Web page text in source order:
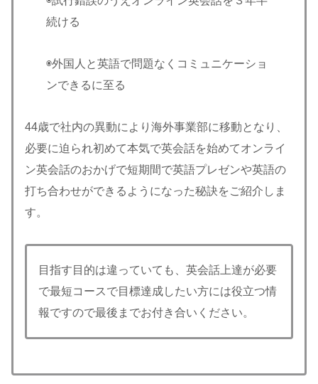
続ける
◉外国人と英語で問題なくコミュニケーショ
ンできるに至る
44歳で社内の異動により海外事業部に移動となり、
必要に迫られ初めて本気で英会話を始めてオンライ
ン英会話のおかげで短期間で英語プレゼンや英語の
打ち合わせができるようになった秘訣をご紹介しま
す。
目指す目的は違っていても、英会話上達が必要
で最短コースで目標達成したい方には役立つ情
報ですので最後までお付き合いください。